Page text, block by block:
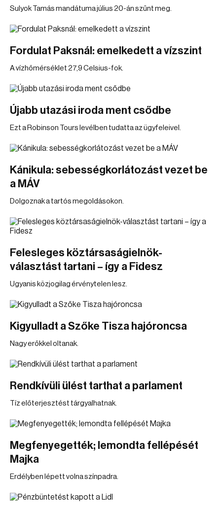
Sulyok Tamás mandátuma július 20-án szűnt meg.
Fordulat Paksnál: emelkedett a vízszint
A vízhőmérséklet 27,9 Celsius-fok.
Újabb utazási iroda ment csődbe
Ezt a Robinson Tours levélben tudatta az ügyfeleivel.
Kánikula: sebességkorlátozást vezet be
a MÁV
Dolgoznak a tartós megoldásokon.
Felesleges köztársaságielnök-
választást tartani – így a Fidesz
Ugyanis közjogilag érvénytelen lesz.
Kigyulladt a Szőke Tisza hajóroncsa
Nagy erőkkel oltanak.
Rendkívüli ülést tarthat a parlament
Tíz előterjesztést tárgyalhatnak.
Megfenyegették; lemondta fellépését
Majka
Erdélyben lépett volna színpadra.